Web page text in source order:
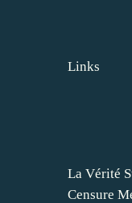
La Vérité
Censure
Links